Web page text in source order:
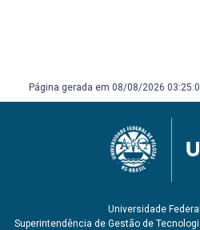
Página gerada em 08/08/2026
Universidade
Superintendência de Gestão de